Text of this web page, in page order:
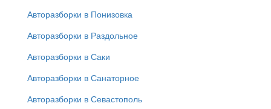
Авторазборки в Понизовка
Авторазборки в Раздольное
Авторазборки в Саки
Авторазборки в Санаторное
Авторазборки в Севастополь